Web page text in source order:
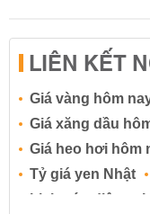
LIÊN KẾT
Giá vàng hôm
Giá xăng dầu
Giá heo hơi hôm
Tỷ giá yen Nhật
Lịch cúp điện